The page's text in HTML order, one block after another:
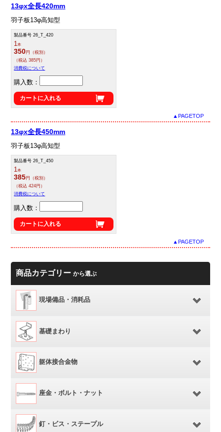
13φx全長420mm
羽子板13φ高知型
製品番号 26_T_420
1本
350円（税別）
（税込 385円）
消費税について
購入数：
カートに入れる
▲PAGETOP
13φx全長450mm
羽子板13φ高知型
製品番号 26_T_450
1本
385円（税別）
（税込 424円）
消費税について
購入数：
カートに入れる
▲PAGETOP
商品カテゴリーから選ぶ
現場備品・消耗品
基礎まわり
躯体接合金物
座金・ボルト・ナット
釘・ビス・ステープル